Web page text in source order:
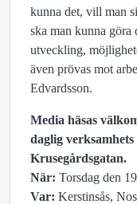
kunna det, vill man
ska man kunna göra
utveckling,
även prövas mot
Edvardsson.
Media häsas
daglig
Krusegårdsgatan.
När: Torsdag den
Var: Kerstinsås,